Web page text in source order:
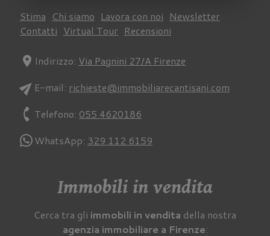
Stima Chi siamo Lavora con noi Newsletter
Contatti Virtual Tour Recensioni
location_on Indirizzo: Via Pagnini 27/A Firenze
sendE-mail: richieste@immobiliarecantisani.com
phoneTelefono: 055 4620186
WhatsApp: 329 112 6159
Immobili in vendita
Cerca tra gli immobili in vendita della nostra
agenzia immobiliare a Firenze: